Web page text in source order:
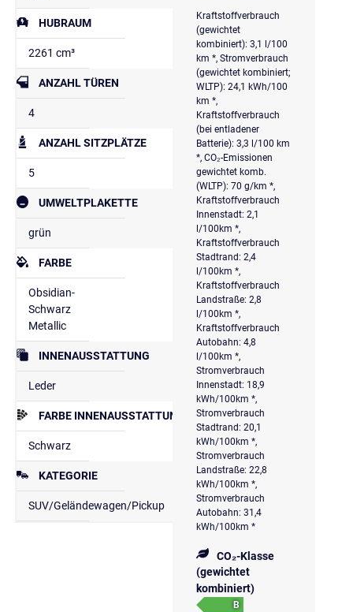
HUBRAUM
2261 cm³
ANZAHL TÜREN
4
ANZAHL SITZPLÄTZE
5
UMWELTPLAKETTE
grün
FARBE
Obsidian-
Schwarz
Metallic
INNENAUSSTATTUNG
Leder
FARBE INNENAUSSTATTUNG
Schwarz
KATEGORIE
SUV/Geländewagen/Pickup
Kraftstoffverbrauch
(gewichtet
kombiniert): 3,1 l/100
km *, Stromverbrauch
(gewichtet kombiniert;
WLTP): 24,1 kWh/100
km *,
Kraftstoffverbrauch
(bei entladener
Batterie): 3,3 l/100 km
*, CO₂-Emissionen
gewichtet komb.
(WLTP): 70 g/km *,
Kraftstoffverbrauch
Innenstadt: 2,1
l/100km *,
Kraftstoffverbrauch
Stadtrand: 2,4
l/100km *,
Kraftstoffverbrauch
Landstraße: 2,8
l/100km *,
Kraftstoffverbrauch
Autobahn: 4,8
l/100km *,
Stromverbrauch
Innenstadt: 18,9
kWh/100km *,
Stromverbrauch
Stadtrand: 20,1
kWh/100km *,
Stromverbrauch
Landstraße: 22,8
kWh/100km *,
Stromverbrauch
Autobahn: 31,4
kWh/100km *
CO₂-Klasse
(gewichtet
kombiniert)
B